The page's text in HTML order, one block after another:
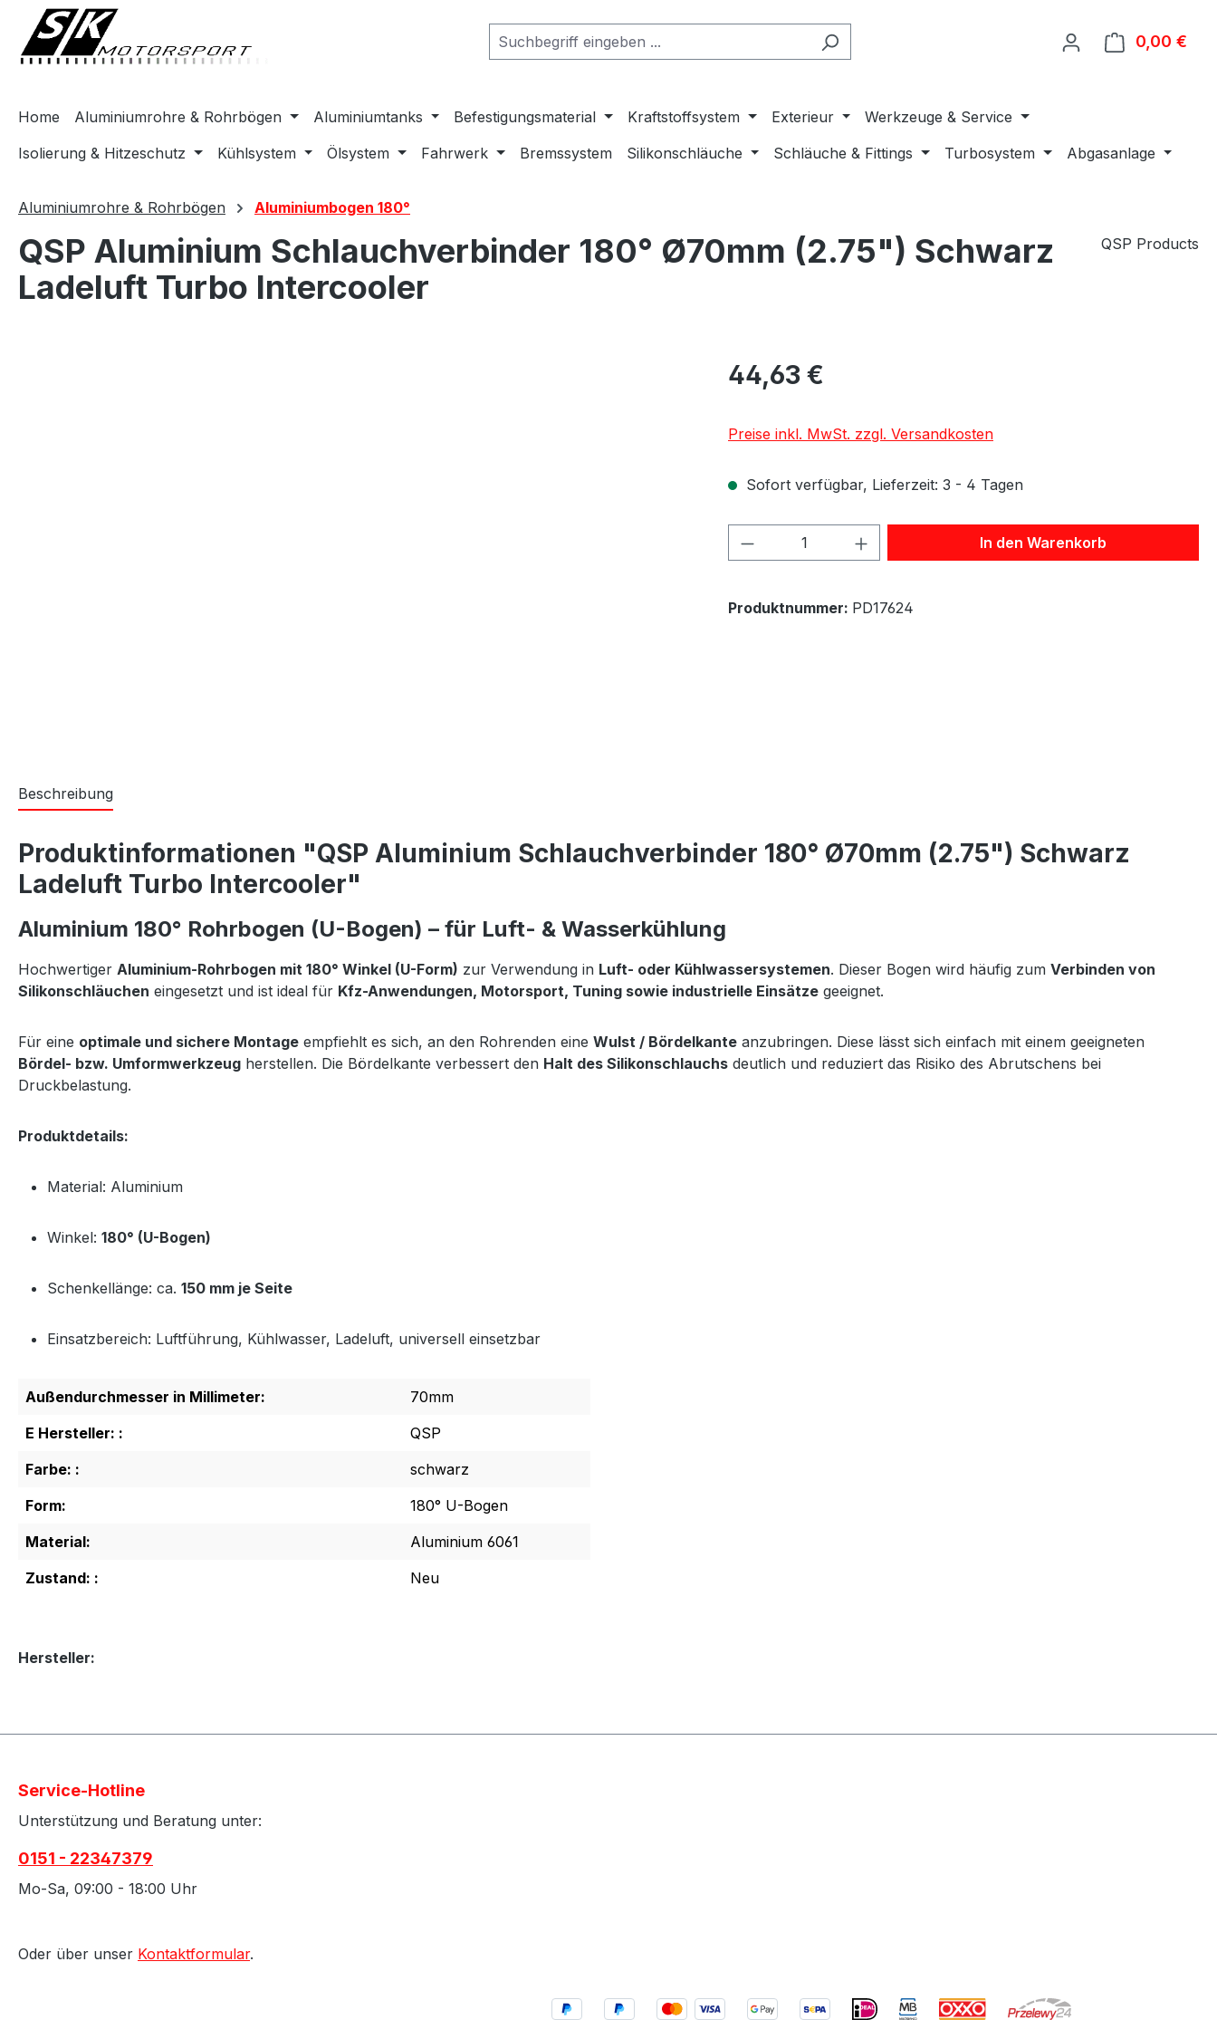
Zur Hauptnavigation springen
0,00 €
Home Aluminiumrohre & Rohrbögen Aluminiumtanks Befestigungsmaterial Kraftstoffsystem Exterieur
Werkzeuge & Service
Isolierung & Hitzeschutz
Kühlsystem Ölsystem Fahrwerk Bremssystem Silikonschläuche Schläuche & Fittings Turbosystem Abgasanlage
Aluminiumrohre & Rohrbögen Aluminiumbogen 180°
QSP Aluminium Schlauchverbinder 180° Ø70mm (2.75") Schwarz
Ladeluft Turbo Intercooler
QSP Products
44,63 €
Preise inkl. MwSt. zzgl. Versandkosten
Sofort verfügbar, Lieferzeit: 3 - 4 Tagen
Produkt Anzahl: Gib den gewünschten Wert
In den Warenkorb
Produktnummer: PD17624
Beschreibung
Produktinformationen "QSP Aluminium Schlauchverbinder 180° Ø70mm (2.75") Schwarz
Ladeluft Turbo Intercooler"
Aluminium 180° Rohrbogen (U-Bogen) – für Luft- & Wasserkühlung
Hochwertiger Aluminium-Rohrbogen mit 180° Winkel (U-Form) zur Verwendung in Luft- oder Kühlwassersystemen. Dieser Bogen wird häufig zum Verbinden von
Silikonschläuchen eingesetzt und ist ideal für Kfz-Anwendungen, Motorsport, Tuning sowie industrielle Einsätze geeignet.
Für eine optimale und sichere Montage empfiehlt es sich, an den Rohrenden eine Wulst / Bördelkante anzubringen. Diese lässt sich einfach mit einem geeigneten
Bördel- bzw. Umformwerkzeug herstellen. Die Bördelkante verbessert den Halt des Silikonschlauchs deutlich und reduziert das Risiko des Abrutschens bei
Druckbelastung.
Produktdetails:
Material: Aluminium
Winkel: 180° (U-Bogen)
Schenkellänge: ca. 150 mm je Seite
Einsatzbereich: Luftführung, Kühlwasser, Ladeluft, universell einsetzbar
Außendurchmesser in Millimeter:
70mm
E Hersteller: :
QSP
Farbe: :
schwarz
Form:
180° U-Bogen
Material:
Aluminium 6061
Zustand: :
Neu
Hersteller:
Service-Hotline
Unterstützung und Beratung unter:
0151 - 22347379
Mo-Sa, 09:00 - 18:00 Uhr
Oder über unser Kontaktformular.